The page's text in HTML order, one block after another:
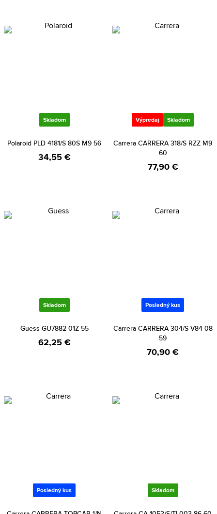
Skladom
Polaroid PLD 4181/S 80S M9 56
34,55 €
Výpredaj Skladom
Carrera CARRERA 318/S RZZ M9
60
77,90 €
Skladom
Guess GU7882 01Z 55
62,25 €
Posledný kus
Carrera CARRERA 304/S V84 08
59
70,90 €
Posledný kus Skladom